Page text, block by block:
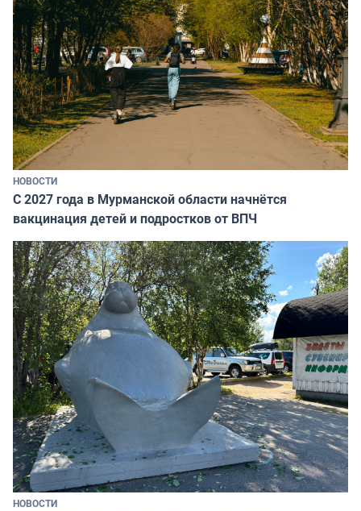
НОВОСТИ
С 2027 года в Мурманской области начнётся
вакцинация детей и подростков от ВПЧ
НОВОСТИ